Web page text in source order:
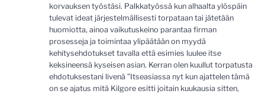
korvauksen työstäsi. Palkkatyössä kun alhaalta ylöspäin
tulevat ideat järjestelmällisesti torpataan tai jätetään
huomiotta, ainoa vaikutuskeino parantaa firman
prosesseja ja toimintaa ylipäätään on myydä
kehitysehdotukset tavalla että esimies luulee itse
keksineensä kyseisen asian. Kerran olen kuullut torpatusta
ehdotuksestani livenä ”Itseasiassa nyt kun ajattelen tämä
on se ajatus mitä Kilgore esitti joitain kuukausia sitten,